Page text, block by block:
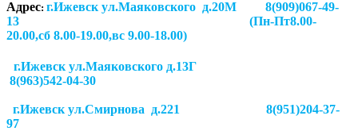
Адрес: г.Ижевск ул.Маяковского д.20М 8(909)067-49-
13 (Пн-Пт8.00-
20.00,сб 8.00-19.00,вс 9.00-18.00)
г.Ижевск ул.Маяковского д.13Г
8(963)542-04-30
г.Ижевск ул.Смирнова д.221
8(951)204-37-
97